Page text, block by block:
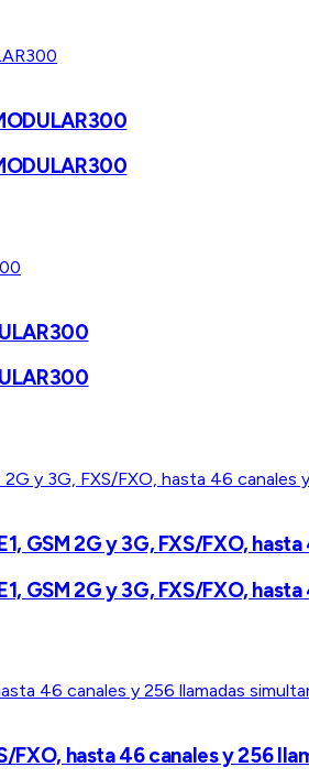
GSM 2G y 3G, FXS/FXO,
GSM 2G y 3G, FXS/FXO,
hasta 46 canales y 256